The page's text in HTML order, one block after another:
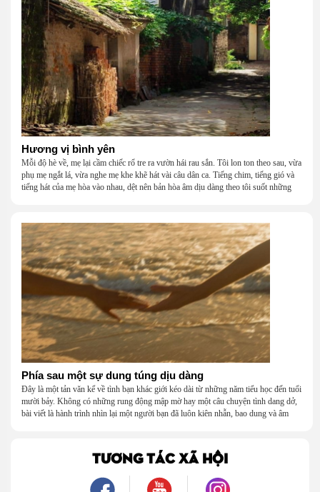
nghèo đến đâu, cũng còn có nhau để quay về.
Hương vị bình yên
Mỗi độ hè về, mẹ lại cầm chiếc rổ tre ra vườn hái rau sắn. Tôi lon ton theo sau, vừa
phụ mẹ ngắt lá, vừa nghe mẹ khe khẽ hát vài câu dân ca. Tiếng chim, tiếng gió và
tiếng hát của mẹ hòa vào nhau, dệt nên bản hòa âm dịu dàng theo tôi suốt những
Phía sau một sự dung túng dịu dàng
Đây là một tản văn kể về tình bạn khác giới kéo dài từ những năm tiểu học đến tuổi
mười bảy. Không có những rung động mập mờ hay một câu chuyện tình dang dở,
bài viết là hành trình nhìn lại một người bạn đã luôn kiên nhẫn, bao dung và âm
là một mối tình, mà là một người luôn cho tôi quyền được là chính mình.
TƯƠNG TÁC XÃ HỘI